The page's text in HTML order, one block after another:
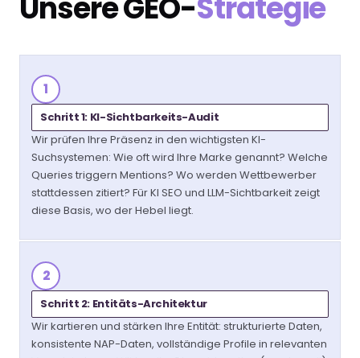
Unsere GEO-Strategie
1
Schritt 1: KI-Sichtbarkeits-Audit
Wir prüfen Ihre Präsenz in den wichtigsten KI-
Suchsystemen: Wie oft wird Ihre Marke genannt? Welche
Queries triggern Mentions? Wo werden Wettbewerber
stattdessen zitiert? Für KI SEO und LLM-Sichtbarkeit zeigt
diese Basis, wo der Hebel liegt.
2
Schritt 2: Entitäts-Architektur
Wir kartieren und stärken Ihre Entität: strukturierte Daten,
konsistente NAP-Daten, vollständige Profile in relevanten